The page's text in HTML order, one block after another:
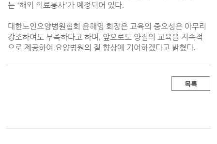
는 ‘해외 의료봉사’가 예정되어 있다.
대한노인요양병원협회 윤해영 회장은 교육의 중요성은 아무리
강조하여도 부족하다고 하며 , 앞으로도 양질의 교육을 지속적
으로 제공하여 요양병원의 질 향상에 기여하겠다고 밝혔다.
목록